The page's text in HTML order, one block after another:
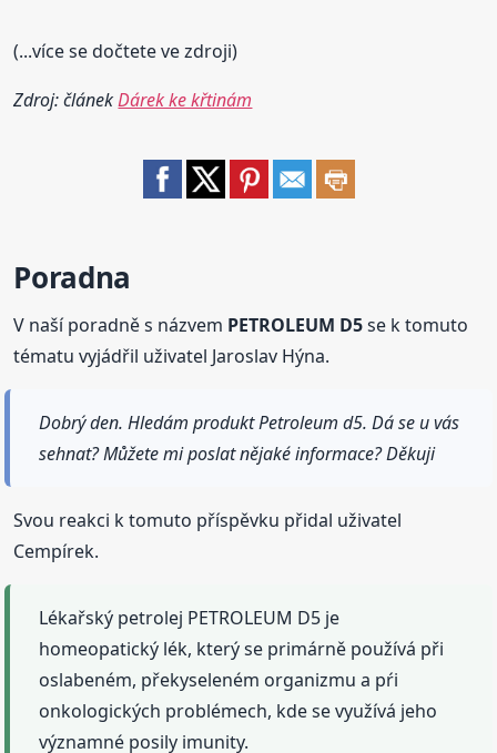
(...více se dočtete ve zdroji)
Zdroj: článekDárek ke křtinám
Poradna
V naší poradně s názvem PETROLEUM D5se k tomuto
tématu vyjádřil uživatel Jaroslav Hýna.
Dobrý den. Hledám produkt Petroleum d5. Dá se u vás
sehnat? Můžete mi poslat nějaké informace? Děkuji
Svou reakci k tomuto příspěvku přidal uživatel
Cempírek.
Lékařský petrolej PETROLEUM D5 je
homeopatický lék, který se primárně používá při
oslabeném, překyseleném organizmu a pŕi
onkologických problémech, kde se využívá jeho
významné posily imunity.